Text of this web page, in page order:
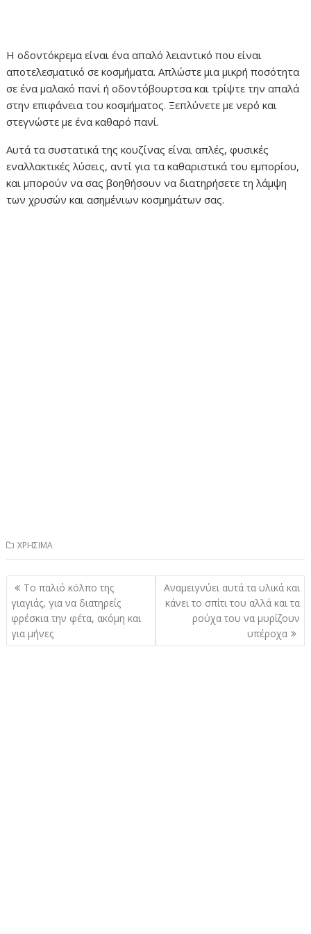
Η οδοντόκρεμα είναι ένα απαλό λειαντικό που είναι
αποτελεσματικό σε κοσμήματα. Απλώστε μια μικρή ποσότητα
σε ένα μαλακό πανί ή οδοντόβουρτσα και τρίψτε την απαλά
στην επιφάνεια του κοσμήματος. Ξεπλύνετε με νερό και
στεγνώστε με ένα καθαρό πανί.
Αυτά τα συστατικά της κουζίνας είναι απλές, φυσικές
εναλλακτικές λύσεις, αντί για τα καθαριστικά του εμπορίου,
και μπορούν να σας βοηθήσουν να διατηρήσετε τη λάμψη
των χρυσών και ασημένιων κοσμημάτων σας.
ΧΡΗΣΙΜΑ
Πλοήγηση
άρθρων
Το παλιό κóλπο της
γιαγιάς, για να διατηρείς
φρέσκια την φέτα, ακόμη και
για μήνες
Αναμειγνύει αυτά τα υλικά και
κάνει το σπίτι του αλλά και τα
ρούχα του να μυρίζουν
υπέροχα